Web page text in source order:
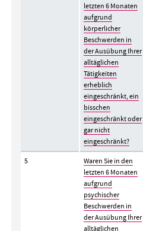
letzten 6 Monaten
aufgrund
körperlicher
Beschwerden in
der Ausübung Ihrer
alltäglichen
Tätigkeiten
erheblich
eingeschränkt, ein
bisschen
eingeschränkt oder
gar nicht
eingeschränkt?
5
Waren Sie in den
letzten 6 Monaten
aufgrund
psychischer
Beschwerden in
der Ausübung Ihrer
alltäglichen